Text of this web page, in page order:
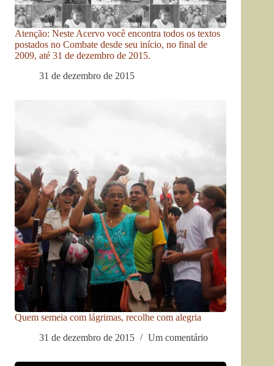
Atenção: Neste Acervo você encontra todos os textos
postados no Combate desde seu início, no final de
2009, até 31 de dezembro de 2015.
31 de dezembro de 2015
Quem semeia com lágrimas, recolhe com alegria
31 de dezembro de 2015
Um comentário